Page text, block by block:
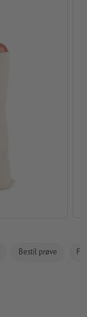
Bestil prøve